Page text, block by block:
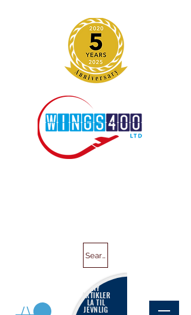
Search
NY
ARTIKLER
LA TIL
JEVNLIG